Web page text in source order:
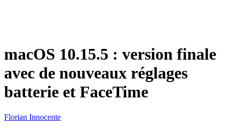
macOS 10.15.5 : version finale
avec de nouveaux réglages
batterie et FaceTime
Florian Innocente